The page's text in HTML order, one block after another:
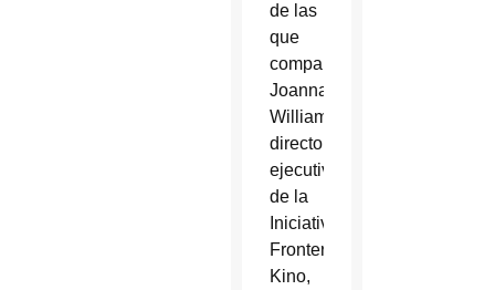
de las
que
compartió
Joanna
Williams,
directora
ejecutiva
de la
Iniciativa
Fronteriza
Kino,